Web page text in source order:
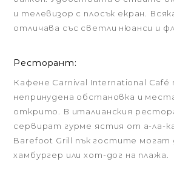
и телевизор с плосък екран.
отличава със светли нюанси и
Ресторант:
Кафене Carnival International Café
непринудена обстановка и
открито. В италианския
сервират гурме ястия от а-ла-
Barefoot Grill пък гостите могат
хамбургер или хот-дог на плажа.